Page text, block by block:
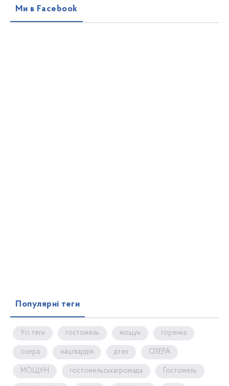
Ми в Facebook
Популярні теги
Усі теги гостомель мощун горенка
озера нацгвардія дтек ОЗЕРА
МОЩУН гостомельськагромада Гостомель